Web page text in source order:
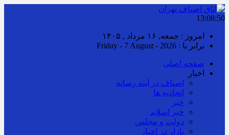
13:08:51
امروز : جمعه, ۱۶ مرداد , ۱۴۰۵
برابر با : Friday - 7 August - 2026
صفحه اصلی
اخبار
اصناف در آینه رسانه
اتحادیه ها
خبر
خبر اسلايد
دولت و مجلس
بازار در اخبار